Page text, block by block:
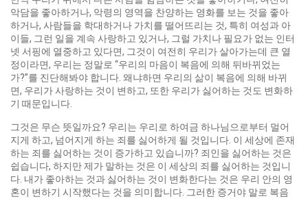
악담을 좋아하거나, 악령의 영역을 찬양하는 영화를 보는 것을 좋아
하거나, 사람들을 학대하거나 가치를 떨어뜨리는 것, 특히 여성과 아
이들, 그런 일을 계속 사랑하고 있거나, 그럴 가치나 필요가 없는 인터
넷 서핑에 열중하고 있다면, 그것이 여전히 우리가 살아가는데 큰 열
정이라면, 우리는 정말로 “우리의 마음이 복음에 의해 뒤바뀌었는
가?”를 진단해봐야 합니다. 왜냐하면 우리의 삶이 복음에 의해 바뀌
면, 우리가 사랑하는 것이 변하고, 또한 우리가 싫어하는 것도 변화하
기 때문입니다.
그것은 무슨 뜻일까요? 우리는 우리로 하여금 하나님으로부터 멀어
지게 하고, 넘어지게 하는 죄를 싫어하게 될 것입니다. 이 세상에 존재
하는 죄를 싫어하는 것이 증가하고 있습니까? 죄인을 싫어하는 것은
쉽습니다, 하지만 제가 말하는 것은 이 세상의 죄를 싫어하는 것입니
다. 내가 좋아하는 것과 싫어하는 것이 변화한다는 것은 우리 안의 영
혼이 변하기 시작했다는 것을 의미합니다. 그러한 증거야 말로 복음